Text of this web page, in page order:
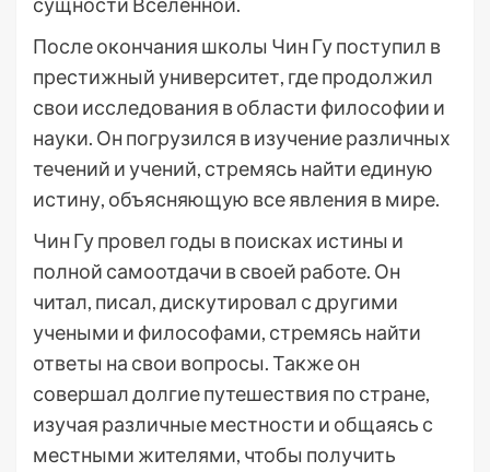
После окончания школы Чин Гу поступил в
престижный университет, где продолжил
свои исследования в области философии и
науки. Он погрузился в изучение различных
течений и учений, стремясь найти единую
истину, объясняющую все явления в мире.
Чин Гу провел годы в поисках истины и
полной самоотдачи в своей работе. Он
читал, писал, дискутировал с другими
учеными и философами, стремясь найти
ответы на свои вопросы. Также он
совершал долгие путешествия по стране,
изучая различные местности и общаясь с
местными жителями, чтобы получить